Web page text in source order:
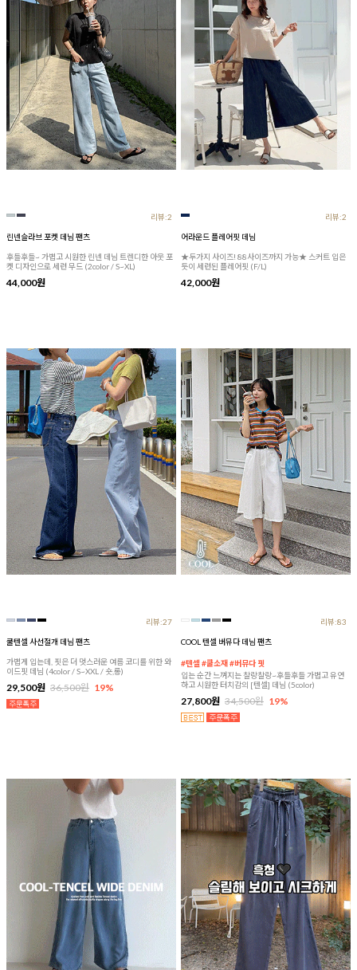
리뷰:2
린넨슬라브 포켓 데님 팬츠
후들후들~ 가볍고 시원한 린넨 데님 트렌디한 아웃 포
켓 디자인으로 세련 무드 (2color / S~XL)
44,000원
리뷰:2
어라운드 플레어핏 데님
★두가지 사이즈! 88사이즈까지 가능★ 스커트 입은
듯이 세련된 플레어핏 (F/L)
42,000원
리뷰:27
쿨텐셀 사선절개 데님 팬츠
가볍게 입는데, 핏은 더 멋스러운 여름 코디를 위한 와
이드핏 데님 (4color / S~XXL / 숏,롱)
29,500원 36,500원 19%
리뷰:83
COOL 텐셀 버뮤다 데님 팬츠
#텐셀 #쿨소재 #버뮤다 핏
입는 순간 느껴지는 찰랑찰랑~후들후들 가볍고 유연
하고 시원한 터치감의 [텐셀] 데님 (5color)
27,800원 34,500원 19%